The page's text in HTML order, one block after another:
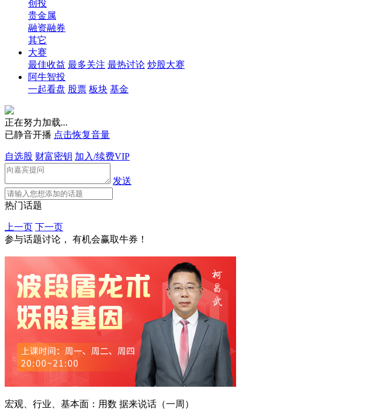
创投
贵金属
融资融券
其它
大赛
最佳收益 最多关注 最热讨论 炒股大赛
阿牛智投
一起看盘 股票 板块 基金
正在努力加载...
已静音开播 点击恢复音量
自选股 财富密钥 加入/续费VIP
发送
热门话题
上一页 下一页
参与话题讨论， 有机会赢取牛券！
宏观、行业、基本面：用数 据来说话（一周）